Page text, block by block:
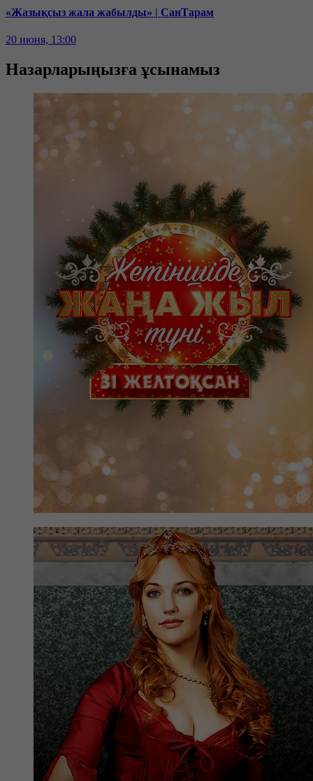
«Жазықсыз жала жабылды» | СанТарам
20 июня, 13:00
Назарларыңызға ұсынамыз